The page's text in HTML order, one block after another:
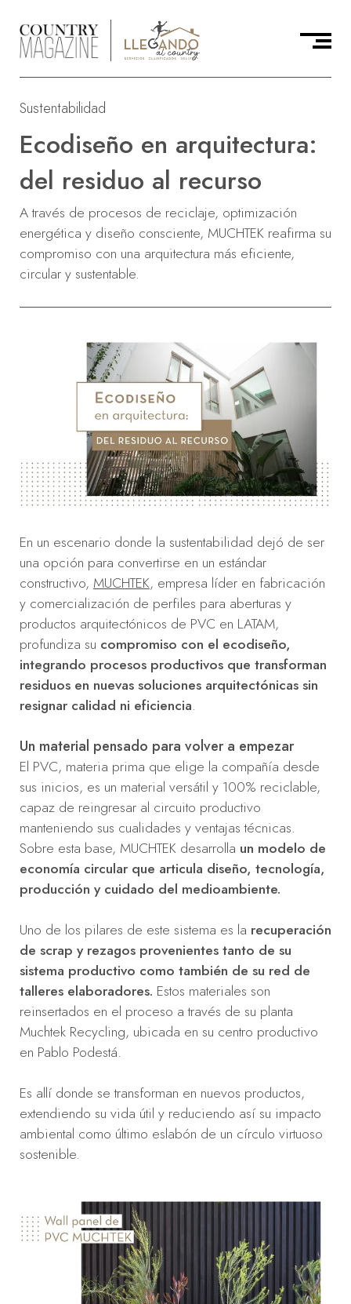
Sustentabilidad
Ecodiseño en arquitectura:
del residuo al recurso
A través de procesos de reciclaje, optimización
energética y diseño consciente, MUCHTEK reafirma su
compromiso con una arquitectura más eficiente,
circular y sustentable.
En un escenario donde la sustentabilidad dejó de ser
una opción para convertirse en un estándar
constructivo, MUCHTEK, empresa líder en fabricación
y comercialización de perfiles para aberturas y
productos arquitectónicos de PVC en LATAM,
profundiza su compromiso con el ecodiseño,
integrando procesos productivos que transforman
residuos en nuevas soluciones arquitectónicas sin
resignar calidad ni eficiencia.
Un material pensado para volver a empezar
El PVC, materia prima que elige la compañía desde
sus inicios, es un material versátil y 100% reciclable,
capaz de reingresar al circuito productivo
manteniendo sus cualidades y ventajas técnicas.
Sobre esta base, MUCHTEK desarrolla un modelo de
economía circular que articula diseño, tecnología,
producción y cuidado del medioambiente.
Uno de los pilares de este sistema es la recuperación
de scrap y rezagos provenientes tanto de su
sistema productivo como también de su red de
talleres elaboradores. Estos materiales son
reinsertados en el proceso a través de su planta
Muchtek Recycling, ubicada en su centro productivo
en Pablo Podestá.
Es allí donde se transforman en nuevos productos,
extendiendo su vida útil y reduciendo así su impacto
ambiental como último eslabón de un círculo virtuoso
sostenible.